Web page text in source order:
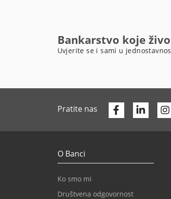
Bankarstvo koje
Uvjerite se i sami u
Pratite nas Facebook
O Banci
Ko smo mi
Društvena odgovornost